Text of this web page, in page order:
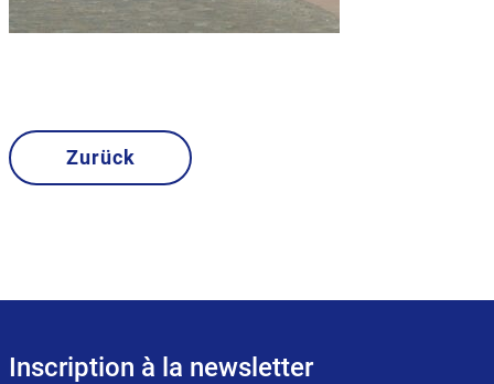
Zurück
Inscription à la newsletter